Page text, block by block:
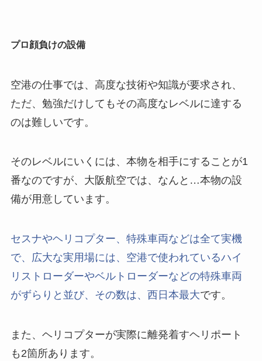
プロ顔負けの設備
空港の仕事では、高度な技術や知識が要求され、
ただ、勉強だけしてもその高度なレベルに達する
のは難しいです。
そのレベルにいくには、本物を相手にすることが1
番なのですが、大阪航空では、なんと…本物の設
備が用意しています。
セスナやヘリコプター、特殊車両などは全て実機
で、広大な実用場には、空港で使われているハイ
リストローダーやベルトローダーなどの特殊車両
がずらりと並び、その数は、西日本最大です。
また、ヘリコプターが実際に離発着すヘリポート
も2箇所あります。